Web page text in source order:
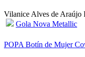
Vilanice Alves de Araújo
Gola Nova Metallic
POPA Botín de Mujer